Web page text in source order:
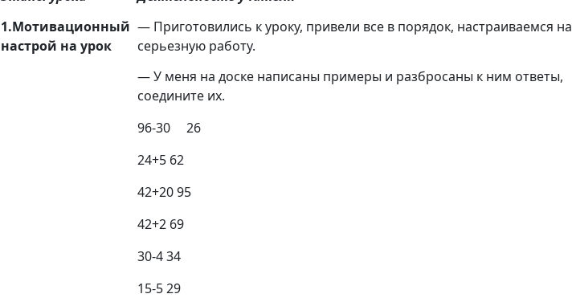
1.Мотивационный
настрой на урок
— Приготовились к уроку, привели все в порядок, настраиваемся на
серьезную работу.
— У меня на доске написаны примеры и разбросаны к ним ответы,
соедините их.
96-30 26
24+5 62
42+2095
42+2 69
30-434
15-529